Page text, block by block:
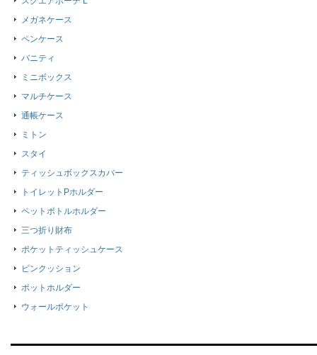
メガネケース
ペンケース
バニティ
ミニボックス
マルチケース
通帳ケース
ミトン
スタイ
ティッシュボックスカバー
トイレットPホルダー
ペットボトルホルダー
三つ折り財布
ポケットティッシュケース
ピンクッション
ポットホルダー
ウォールポケット